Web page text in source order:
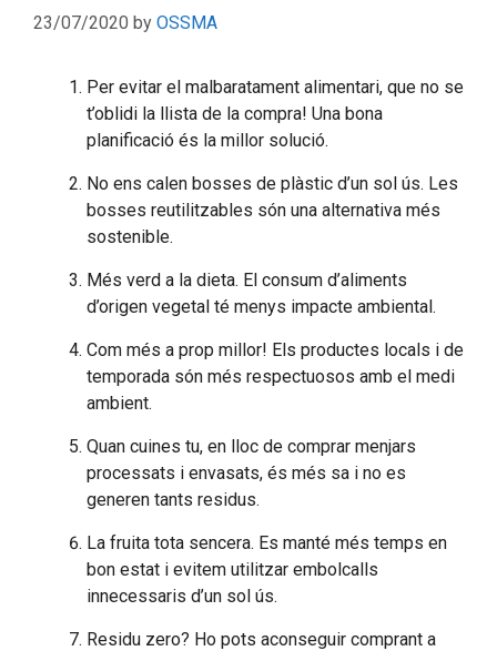
23/07/2020 by OSSMA
Per evitar el malbaratament alimentari, que no se
t’oblidi la llista de la compra! Una bona
planificació és la millor solució.
No ens calen bosses de plàstic d’un sol ús. Les
bosses reutilitzables són una alternativa més
sostenible.
Més verd a la dieta. El consum d’aliments
d’origen vegetal té menys impacte ambiental.
Com més a prop millor! Els productes locals i de
temporada són més respectuosos amb el medi
ambient.
Quan cuines tu, en lloc de comprar menjars
processats i envasats, és més sa i no es
generen tants residus.
La fruita tota sencera. Es manté més temps en
bon estat i evitem utilitzar embolcalls
innecessaris d’un sol ús.
Residu zero? Ho pots aconseguir comprant a